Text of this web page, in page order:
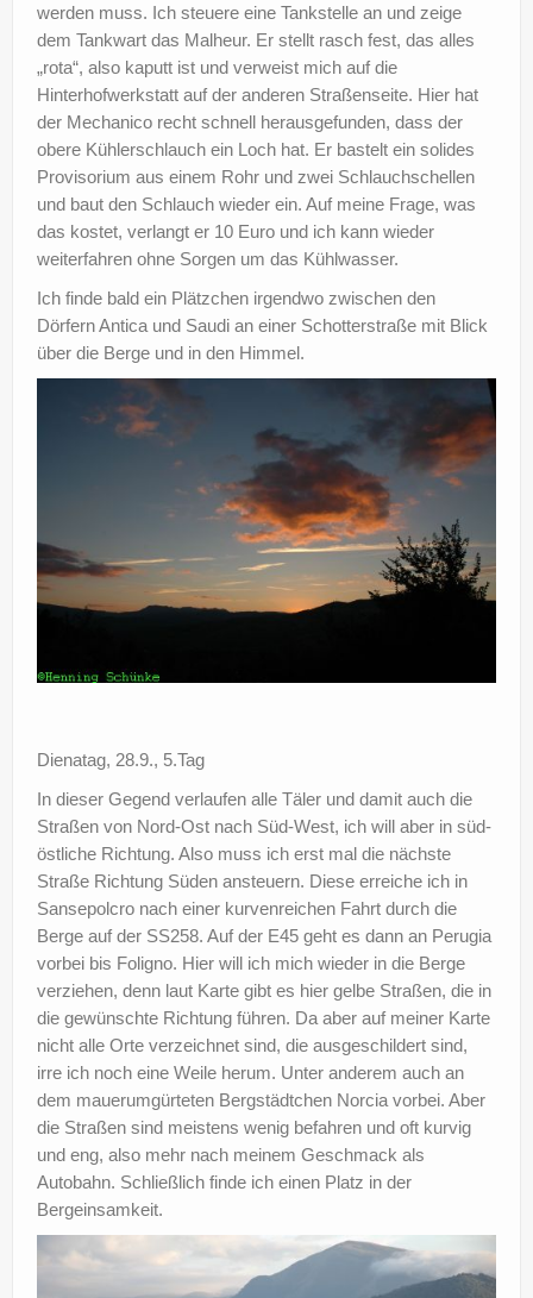
werden muss. Ich steuere eine Tankstelle an und zeige
dem Tankwart das Malheur. Er stellt rasch fest, das alles
„rota“, also kaputt ist und verweist mich auf die
Hinterhofwerkstatt auf der anderen Straßenseite. Hier hat
der Mechanico recht schnell herausgefunden, dass der
obere Kühlerschlauch ein Loch hat. Er bastelt ein solides
Provisorium aus einem Rohr und zwei Schlauchschellen
und baut den Schlauch wieder ein. Auf meine Frage, was
das kostet, verlangt er 10 Euro und ich kann wieder
weiterfahren ohne Sorgen um das Kühlwasser.
Ich finde bald ein Plätzchen irgendwo zwischen den
Dörfern Antica und Saudi an einer Schotterstraße mit Blick
über die Berge und in den Himmel.
Dienatag, 28.9., 5.Tag
In dieser Gegend verlaufen alle Täler und damit auch die
Straßen von Nord-Ost nach Süd-West, ich will aber in süd-
östliche Richtung. Also muss ich erst mal die nächste
Straße Richtung Süden ansteuern. Diese erreiche ich in
Sansepolcro nach einer kurvenreichen Fahrt durch die
Berge auf der SS258. Auf der E45 geht es dann an Perugia
vorbei bis Foligno. Hier will ich mich wieder in die Berge
verziehen, denn laut Karte gibt es hier gelbe Straßen, die in
die gewünschte Richtung führen. Da aber auf meiner Karte
nicht alle Orte verzeichnet sind, die ausgeschildert sind,
irre ich noch eine Weile herum. Unter anderem auch an
dem mauerumgürteten Bergstädtchen Norcia vorbei. Aber
die Straßen sind meistens wenig befahren und oft kurvig
und eng, also mehr nach meinem Geschmack als
Autobahn. Schließlich finde ich einen Platz in der
Bergeinsamkeit.